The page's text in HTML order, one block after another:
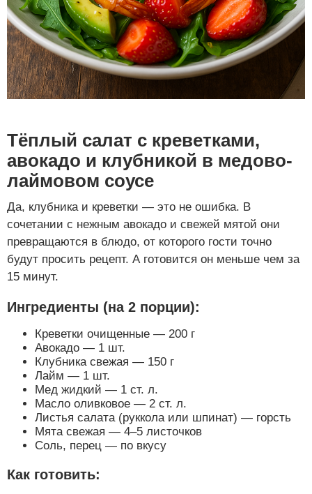
Тёплый салат с креветками,
авокадо и клубникой в медово-
лаймовом соусе
Да, клубника и креветки — это не ошибка. В
сочетании с нежным авокадо и свежей мятой они
превращаются в блюдо, от которого гости точно
будут просить рецепт. А готовится он меньше чем за
15 минут.
Ингредиенты (на 2 порции):
Креветки очищенные — 200 г
Авокадо — 1 шт.
Клубника свежая — 150 г
Лайм — 1 шт.
Мед жидкий — 1 ст. л.
Масло оливковое — 2 ст. л.
Листья салата (руккола или шпинат) — горсть
Мята свежая — 4–5 листочков
Соль, перец — по вкусу
Как готовить: